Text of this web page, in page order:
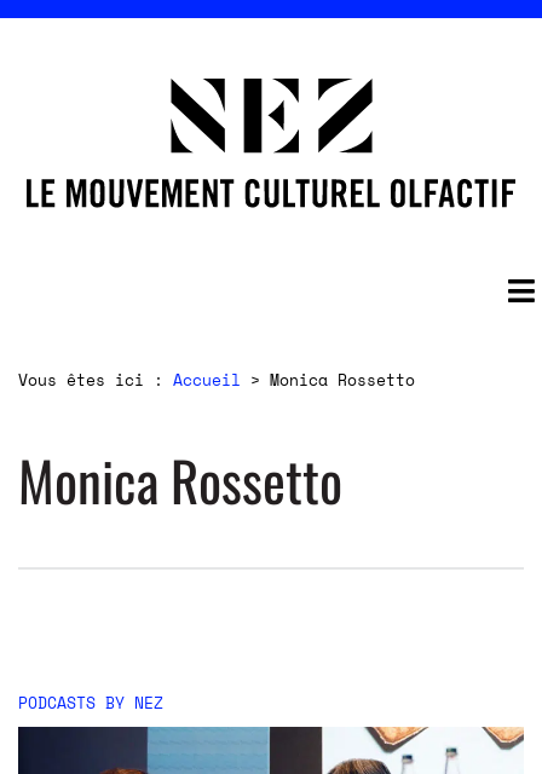
Vous êtes ici : Accueil > Monica Rossetto
Monica Rossetto
PODCASTS BY NEZ